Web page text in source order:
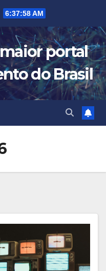
6:37:58 AM
portal
do Brasil